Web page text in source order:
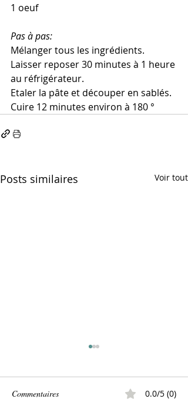
1 oeuf
Pas à pas:
Mélanger tous les ingrédients.
Laisser reposer 30 minutes à 1 heure
au réfrigérateur.
Etaler la pâte et découper en sablés.
Cuire 12 minutes environ à 180 °
Posts similaires Voir tout
Commentaires 0.0/5 (0)